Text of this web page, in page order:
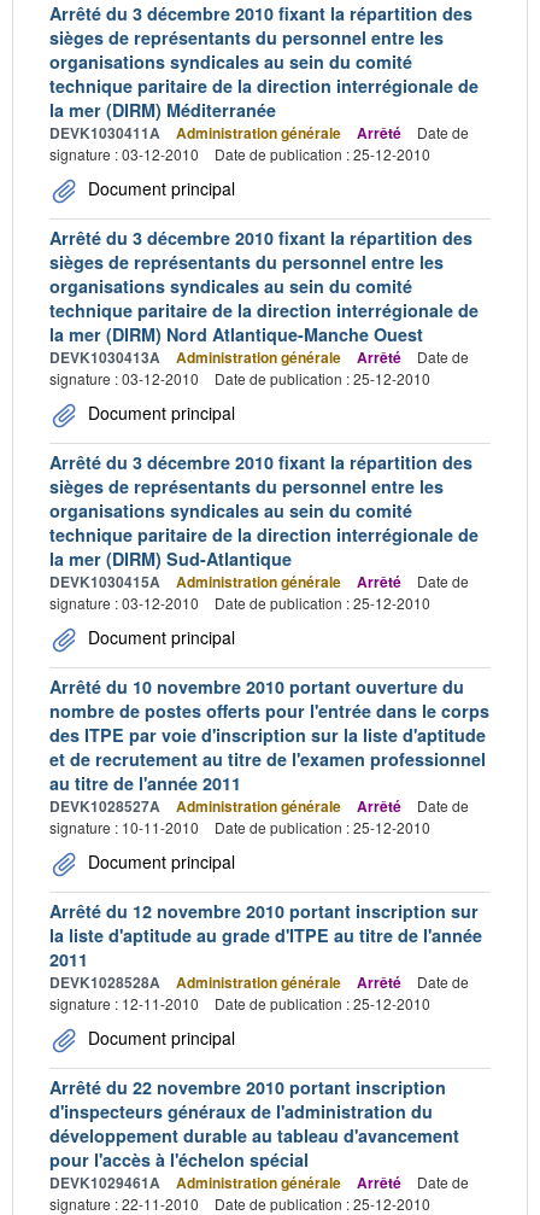
Arrêté du 3 décembre 2010 fixant la répartition des
sièges de représentants du personnel entre les
organisations syndicales au sein du comité
technique paritaire de la direction interrégionale de
la mer (DIRM) Méditerranée
DEVK1030411A Administration générale Arrêté
Date de
signature : 03-12-2010
Date de publication : 25-12-2010
Document principal
Arrêté du 3 décembre 2010 fixant la répartition des
sièges de représentants du personnel entre les
organisations syndicales au sein du comité
technique paritaire de la direction interrégionale de
la mer (DIRM) Nord Atlantique-Manche Ouest
DEVK1030413A Administration générale Arrêté
Date de
signature : 03-12-2010
Date de publication : 25-12-2010
Document principal
Arrêté du 3 décembre 2010 fixant la répartition des
sièges de représentants du personnel entre les
organisations syndicales au sein du comité
technique paritaire de la direction interrégionale de
la mer (DIRM) Sud-Atlantique
DEVK1030415A Administration générale Arrêté
Date de
signature : 03-12-2010
Date de publication : 25-12-2010
Document principal
Arrêté du 10 novembre 2010 portant ouverture du
nombre de postes offerts pour l'entrée dans le corps
des ITPE par voie d'inscription sur la liste d'aptitude
et de recrutement au titre de l'examen professionnel
au titre de l'année 2011
DEVK1028527A Administration générale Arrêté
Date de
signature : 10-11-2010
Date de publication : 25-12-2010
Document principal
Arrêté du 12 novembre 2010 portant inscription sur
la liste d'aptitude au grade d'ITPE au titre de l'année
2011
DEVK1028528A Administration générale Arrêté
Date de
signature : 12-11-2010
Date de publication : 25-12-2010
Document principal
Arrêté du 22 novembre 2010 portant inscription
d'inspecteurs généraux de l'administration du
développement durable au tableau d'avancement
pour l'accès à l'échelon spécial
DEVK1029461A Administration générale Arrêté
Date de
signature : 22-11-2010
Date de publication : 25-12-2010